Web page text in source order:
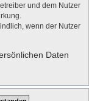
und dem Nutzer
wenn der Nutzer
Daten